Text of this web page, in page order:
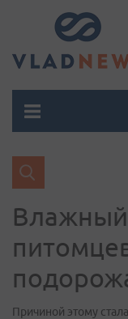
Причиной этому